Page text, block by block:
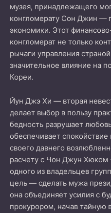
музея, принадлежащего
конгломерату Сон Джин —
экономики. Этот
конгломерат не только
рычаги управления
значительное влияние на
Кореи.
Йун Джэ Хи — вторая
делает выбор в пользу
бедность разрушает
обеспечивает
своего давнего
расчету с Чон Джун
одного из владельцев
цель — сделать мужа
она объединяет усилия с
прокурором, начав тайную